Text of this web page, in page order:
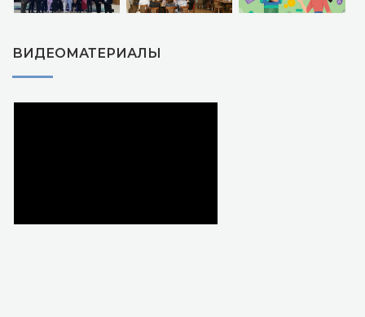
ВИДЕОМАТЕРИАЛЫ